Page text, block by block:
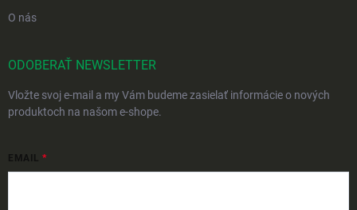
O nás
ODOBERAŤ NEWSLETTER
Vložte svoj e-mail a my Vám budeme zasielať informácie o nových
produktoch na našom e-shope.
EMAIL